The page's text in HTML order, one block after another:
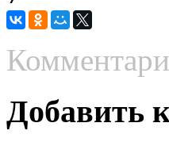
Добавить